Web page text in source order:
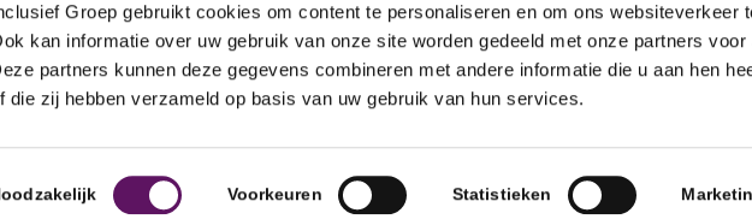
Groep gebruikt cookies om content te personaliseren en om ons websiteverkeer
kan informatie over uw gebruik van onze site worden gedeeld met onze partners voor
partners kunnen deze gegevens combineren met andere informatie die u aan hen
die zij hebben verzameld op basis van uw gebruik van hun services.
Voorkeuren Statistieken
|Gebruiksvoorwaarden Cookie instellingen